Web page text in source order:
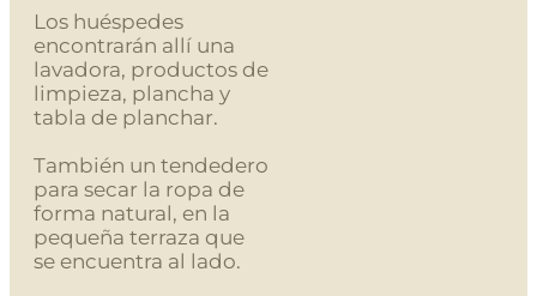
Los huéspedes
encontrarán allí una
lavadora, productos de
limpieza, plancha y
tabla de planchar.
También un tendedero
para secar la ropa de
forma natural, en la
pequeña terraza que
se encuentra al lado.